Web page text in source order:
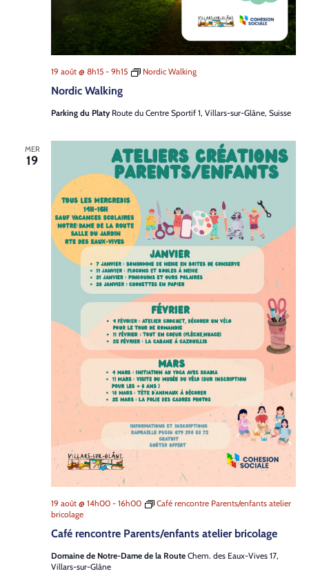
Nordic Walking
19 août @ 8h15- 9h15 Nordic Walking
Parking du Platy Route du Centre Sportif 1, Villars-sur-Glâne, Suisse
MER
19
Café rencontre Parents/enfants atelier bricolage
19 août @ 14h00- 16h00
Café rencontre Parents/enfants atelier
bricolage
Domaine de Notre-Dame de la Route Chem. des Eaux-Vives 17,
Villars-sur-Glâne